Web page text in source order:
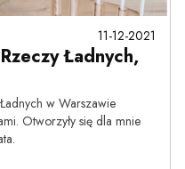
11-12-2021
Ładnych,
w Warszawie
Otworzyły się dla mnie